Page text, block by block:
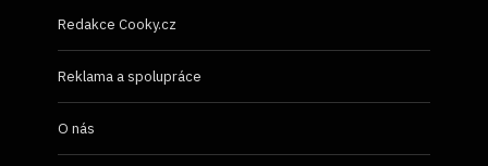
Redakce Cooky.cz
Reklama a spolupráce
O nás